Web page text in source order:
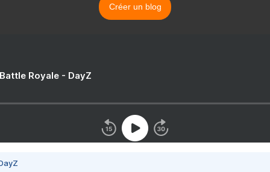
Créer un blog
Royale - DayZ